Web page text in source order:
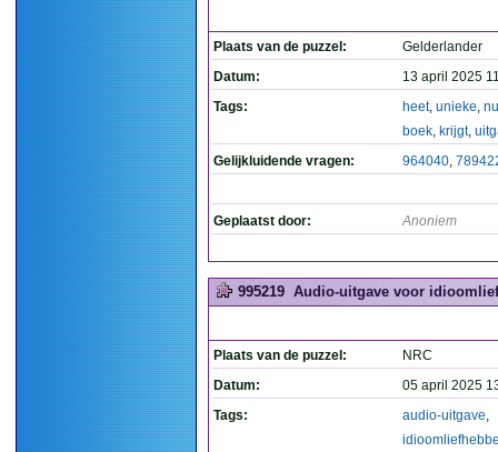
Plaats van de puzzel:
Gelderlander
Datum:
13 april 2025
Tags:
heet, unieke,
boek, krijgt,
Gelijkluidende vragen:
964040,
Geplaatst door: Anoniem
995219 Audio-uitgave voor
Plaats van de puzzel:
NRC
Datum:
05 april 2025
Tags:
audio-uitgave,